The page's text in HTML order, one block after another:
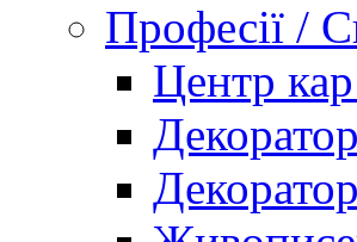
Професії /
Центр